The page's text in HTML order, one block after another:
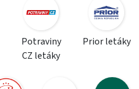
Potraviny
CZ letáky
Prior letáky